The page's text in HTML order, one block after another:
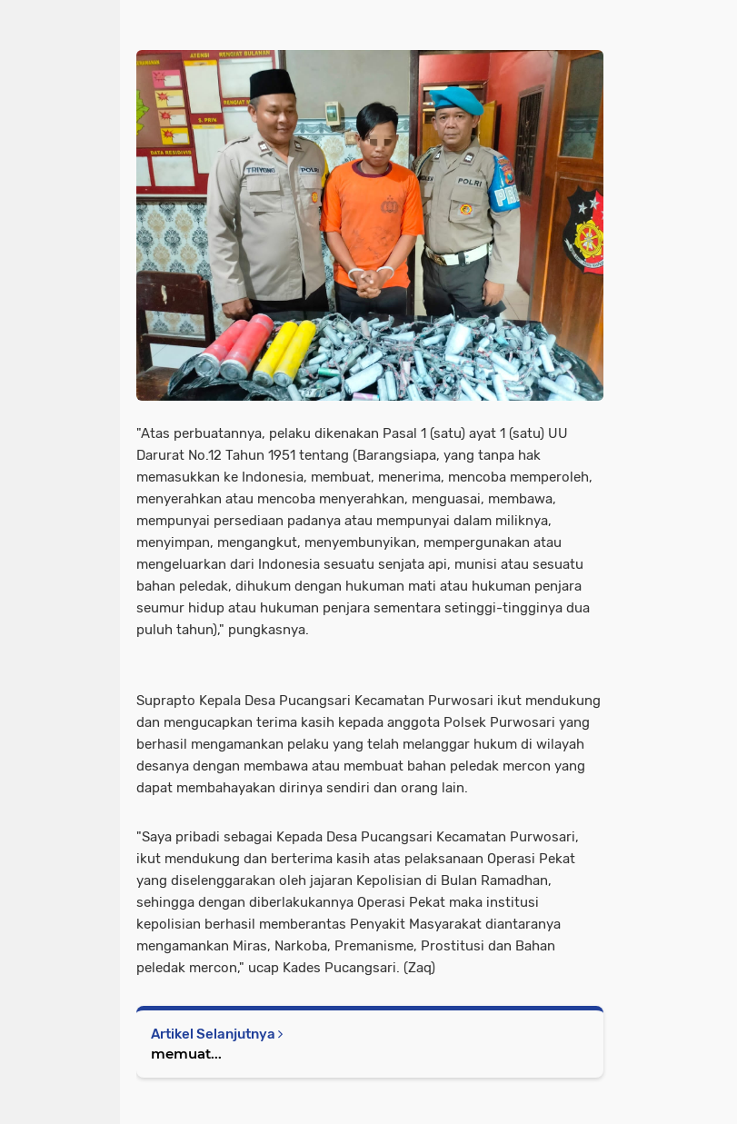
"Atas perbuatannya, pelaku dikenakan Pasal 1 (satu) ayat 1 (satu) UU
Darurat No.12 Tahun 1951 tentang (Barangsiapa, yang tanpa hak
memasukkan ke Indonesia, membuat, menerima, mencoba memperoleh,
menyerahkan atau mencoba menyerahkan, menguasai, membawa,
mempunyai persediaan padanya atau mempunyai dalam miliknya,
menyimpan, mengangkut, menyembunyikan, mempergunakan atau
mengeluarkan dari Indonesia sesuatu senjata api, munisi atau sesuatu
bahan peledak, dihukum dengan hukuman mati atau hukuman penjara
seumur hidup atau hukuman penjara sementara setinggi-tingginya dua
puluh tahun)," pungkasnya.
Suprapto Kepala Desa Pucangsari Kecamatan Purwosari ikut mendukung
dan mengucapkan terima kasih kepada anggota Polsek Purwosari yang
berhasil mengamankan pelaku yang telah melanggar hukum di wilayah
desanya dengan membawa atau membuat bahan peledak mercon yang
dapat membahayakan dirinya sendiri dan orang lain.
"Saya pribadi sebagai Kepada Desa Pucangsari Kecamatan Purwosari,
ikut mendukung dan berterima kasih atas pelaksanaan Operasi Pekat
yang diselenggarakan oleh jajaran Kepolisian di Bulan Ramadhan,
sehingga dengan diberlakukannya Operasi Pekat maka institusi
kepolisian berhasil memberantas Penyakit Masyarakat diantaranya
mengamankan Miras, Narkoba, Premanisme, Prostitusi dan Bahan
peledak mercon," ucap Kades Pucangsari. (Zaq)
Artikel Selanjutnya
memuat...